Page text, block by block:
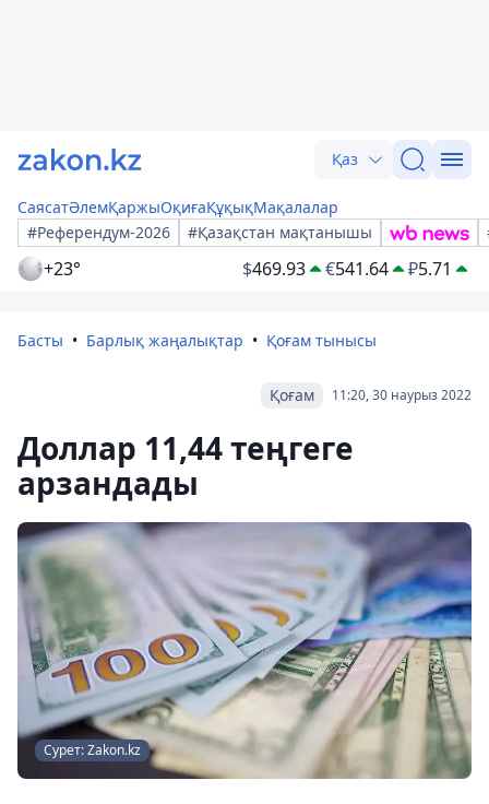
Қаз
СаясатӘлемҚаржыОқиғаҚұқықМақалалар
#Референдум-2026
#Қазақстан мақтанышы
+23° $469.93 €541.64 ₽5.71
Басты Барлық жаңалықтар Қоғам тынысы
11:20, 30 наурыз 2022
Қоғам
Доллар 11,44 теңгеге
арзандады
Сурет: Zakon.kz